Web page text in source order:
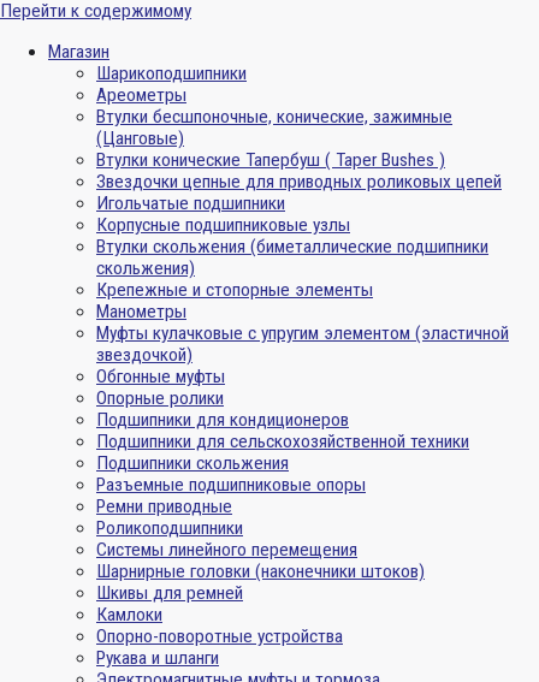
Перейти к содержимому
Магазин
Шарикоподшипники
Ареометры
Втулки бесшпоночные, конические, зажимные
(Цанговые)
Втулки конические Тапербуш ( Taper Bushes )
Звездочки цепные для приводных роликовых цепей
Игольчатые подшипники
Корпусные подшипниковые узлы
Втулки скольжения (биметаллические подшипники
скольжения)
Крепежные и стопорные элементы
Манометры
Муфты кулачковые с упругим элементом (эластичной
звездочкой)
Обгонные муфты
Опорные ролики
Подшипники для кондиционеров
Подшипники для сельскохозяйственной техники
Подшипники скольжения
Разъемные подшипниковые опоры
Ремни приводные
Роликоподшипники
Системы линейного перемещения
Шарнирные головки (наконечники штоков)
Шкивы для ремней
Камлоки
Опорно-поворотные устройства
Рукава и шланги